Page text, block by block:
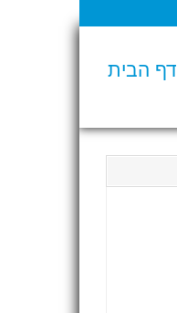
דף הבית